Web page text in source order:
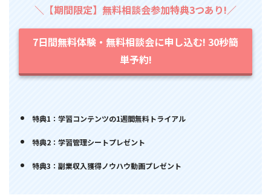
＼【期間限定】無料相談会参加特典3つあり!／
7日間無料体験・無料相談会に申し込む! 30秒簡
単予約!
特典1：学習コンテンツの1週間無料トライアル
特典2：学習管理シートプレゼント
特典3：副業収入獲得ノウハウ動画プレゼント